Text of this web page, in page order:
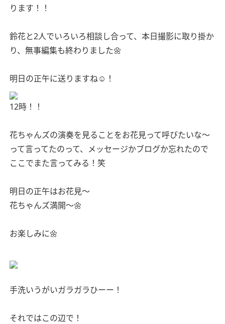
ります！！
鈴花と2人でいろいろ相談し合って、本日撮影に取り掛か
り、無事編集も終わりました🌼
明日の正午に送りますね☺️！
12時！！
花ちゃんズの演奏を見ることをお花見って呼びたいな〜
って言ってたのって、メッセージかブログか忘れたので
ここでまた言ってみる！笑
明日の正午はお花見〜
花ちゃんズ満開〜🌼
お楽しみに🌼
手洗いうがいガラガラひーー！
それではこの辺で！